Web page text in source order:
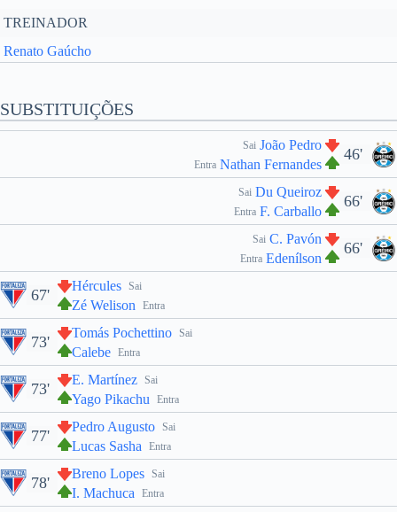
TREINADOR
Renato Gaúcho
SUBSTITUIÇÕES
46'
Sai João Pedro
Entra Nathan Fernandes
66'
Sai Du Queiroz
Entra F. Carballo
66'
Sai C. Pavón
Entra Edenílson
Sai
Hércules
Entra
Zé Welison
67'
Sai
Tomás Pochettino
Entra
Calebe
73'
Sai
E. Martínez
Entra
Yago Pikachu
73'
Sai
Pedro Augusto
Entra
Lucas Sasha
77'
Sai
Breno Lopes
Entra
I. Machuca
78'